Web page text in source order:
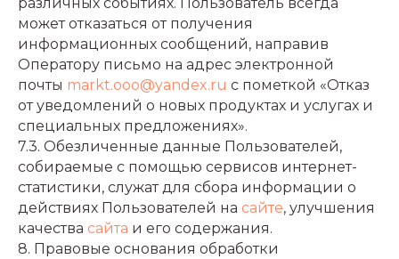
различных событиях. Пользователь всегда
может отказаться от получения
информационных сообщений, направив
Оператору письмо на адрес электронной
почты markt.ooo@yandex.ru с пометкой «Отказ
от уведомлений о новых продуктах и услугах и
специальных предложениях».
7.3. Обезличенные данные Пользователей,
собираемые с помощью сервисов интернет-
статистики, служат для сбора информации о
действиях Пользователей на сайте, улучшения
качества сайта и его содержания.
8. Правовые основания обработки